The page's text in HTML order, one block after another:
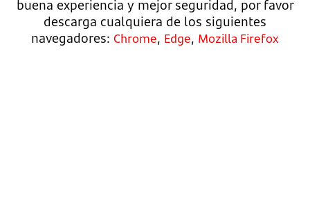
buena experiencia y mejor seguridad, por favor
descarga cualquiera de los siguientes
navegadores: Chrome, Edge, Mozilla Firefox